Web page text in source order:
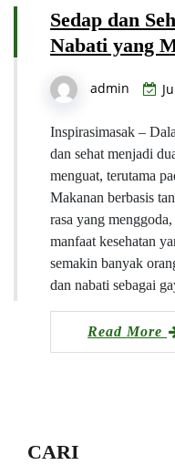
Sedap dan
Nabati yang
admin
Inspirasimasak –
dan sehat menjadi
menguat, terutama
Makanan berbasis
rasa yang
manfaat kesehatan
semakin banyak
dan nabati sebagai
Read More
CARI